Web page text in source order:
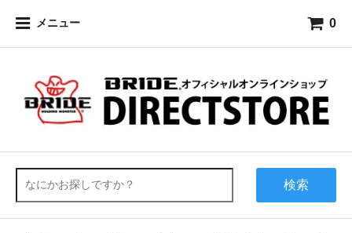
メニュー 0
検索